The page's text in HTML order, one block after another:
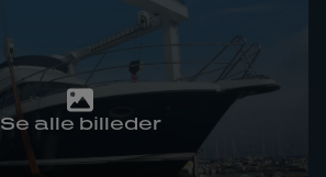
Se alle billeder